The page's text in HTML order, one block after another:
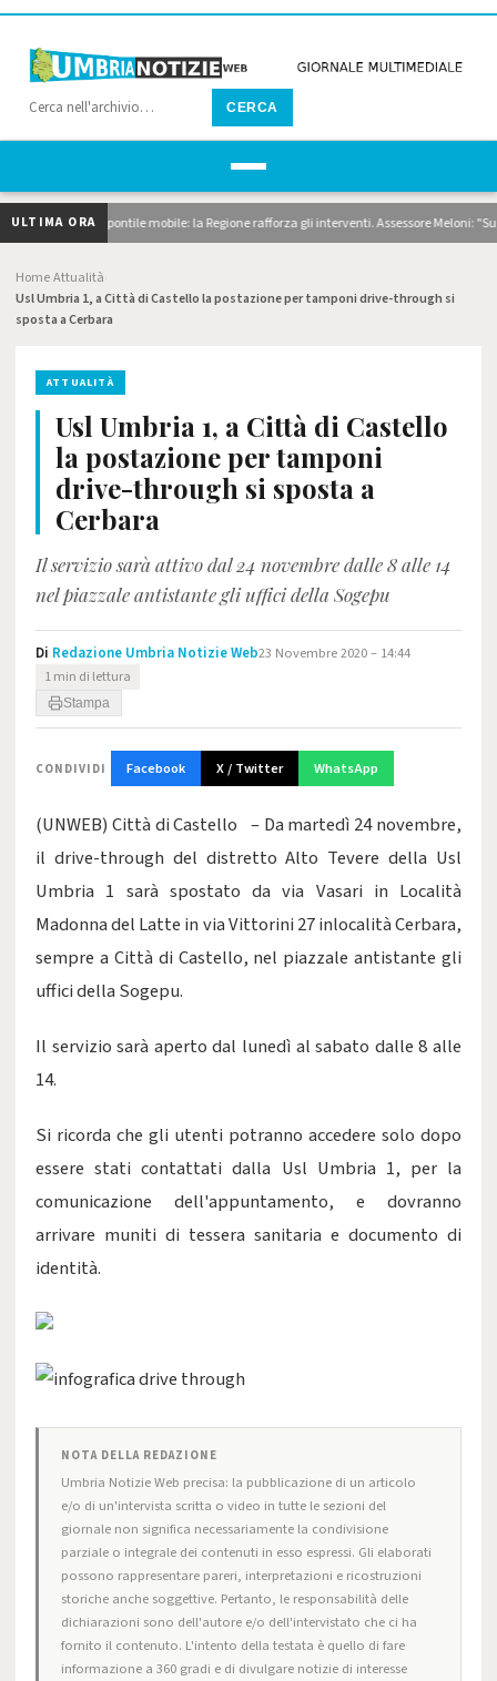
CERCA
ULTIMA ORA
dragaggi e pontile mobile: la Regione rafforza gli interventi. Assessore Meloni:
HomeAttualità
Usl Umbria 1, a Città di Castello la postazione per tamponi drive-through si
sposta a Cerbara
ATTUALITÀ
Usl Umbria 1, a Città di Castello
la postazione per tamponi
drive-through si sposta a
Cerbara
Il servizio sarà attivo dal 24 novembre dalle 8 alle 14
nel piazzale antistante gli uffici della Sogepu
Di Redazione Umbria Notizie Web23 Novembre 2020 – 14:44
1 min di lettura
Stampa
CONDIVIDI Facebook X / Twitter WhatsApp
(UNWEB) Città di Castello – Da martedì 24 novembre,
il drive-through del distretto Alto Tevere della Usl
Umbria 1 sarà spostato da via Vasari in Località
Madonna del Latte in via Vittorini 27 inlocalità Cerbara,
sempre a Città di Castello, nel piazzale antistante gli
uffici della Sogepu.
Il servizio sarà aperto dal lunedì al sabato dalle 8 alle
14.
Si ricorda che gli utenti potranno accedere solo dopo
essere stati contattati dalla Usl Umbria 1, per la
comunicazione dell'appuntamento, e dovranno
arrivare muniti di tessera sanitaria e documento di
identità.
NOTA DELLA REDAZIONE
Umbria Notizie Web precisa: la pubblicazione di un articolo
e/o di un'intervista scritta o video in tutte le sezioni del
giornale non significa necessariamente la condivisione
parziale o integrale dei contenuti in esso espressi. Gli elaborati
possono rappresentare pareri, interpretazioni e ricostruzioni
storiche anche soggettive. Pertanto, le responsabilità delle
dichiarazioni sono dell'autore e/o dell'intervistato che ci ha
fornito il contenuto. L'intento della testata è quello di fare
informazione a 360 gradi e di divulgare notizie di interesse